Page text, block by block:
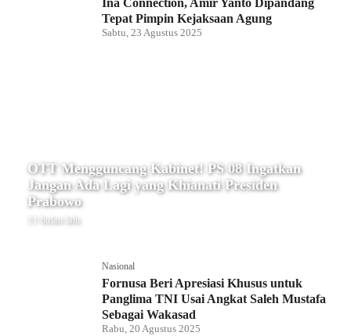
Ina Connection, Amir Yanto Dipandang
Tepat Pimpin Kejaksaan Agung
Sabtu, 23 Agustus 2025
OTT Mengguncang Kabinet! PS 08 Ingatkan
Jangan Ada Lagi yang Khianati Presiden
Prabowo
11 bulan lalu
Nasional
Fornusa Beri Apresiasi Khusus untuk
Panglima TNI Usai Angkat Saleh Mustafa
Sebagai Wakasad
Rabu, 20 Agustus 2025